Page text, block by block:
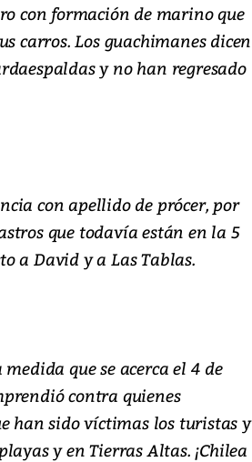
con formación de marino que
carros. Los guachimanes dicen
y no han regresado
con apellido de prócer, por
que todavía están en la 5
a David y a Las Tablas.
que se acerca el 4 de
contra quienes
han sido víctimas los turistas y
y en Tierras Altas. ¡Chilea